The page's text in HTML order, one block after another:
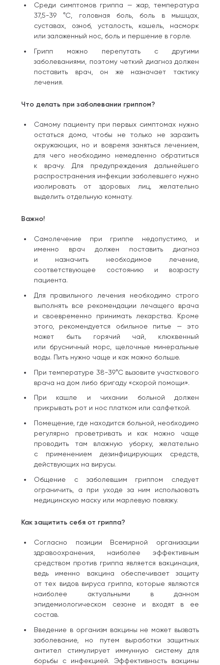
Среди симптомов гриппа — жар, температура
37,5-39 °С, головная боль, боль в мышцах,
суставах, озноб, усталость, кашель, насморк
или заложенный нос, боль и першение в горле.
Грипп можно перепутать с другими
заболеваниями, поэтому четкий диагноз должен
поставить врач, он же назначает тактику
лечения.
Что делать при заболевании гриппом?
Самому пациенту при первых симптомах нужно
остаться дома, чтобы не только не заразить
окружающих, но и вовремя заняться лечением,
для чего необходимо немедленно обратиться
к врачу. Для предупреждения дальнейшего
распространения инфекции заболевшего нужно
изолировать от здоровых лиц, желательно
выделить отдельную комнату.
Важно!
Самолечение при гриппе недопустимо, и
именно врач должен поставить диагноз
и назначить необходимое лечение,
соответствующее состоянию и возрасту
пациента.
Для правильного лечения необходимо строго
выполнять все рекомендации лечащего врача
и своевременно принимать лекарства. Кроме
этого, рекомендуется обильное питье — это
может быть горячий чай, клюквенный
или брусничный морс, щелочные минеральные
воды. Пить нужно чаще и как можно больше.
При температуре 38-39°С вызовите участкового
врача на дом либо бригаду «скорой помощи».
При кашле и чихании больной должен
прикрывать рот и нос платком или салфеткой.
Помещение, где находится больной, необходимо
регулярно проветривать и как можно чаще
проводить там влажную уборку, желательно
с применением дезинфицирующих средств,
действующих на вирусы.
Общение с заболевшим гриппом следует
ограничить, а при уходе за ним использовать
медицинскую маску или марлевую повязку.
Как защитить себя от гриппа?
Согласно позиции Всемирной организации
здравоохранения, наиболее эффективным
средством против гриппа является вакцинация,
ведь именно вакцина обеспечивает защиту
от тех видов вируса гриппа, которые являются
наиболее актуальными в данном
эпидемиологическом сезоне и входят в ее
состав.
Введение в организм вакцины не может вызвать
заболевание, но путем выработки защитных
антител стимулирует иммунную систему для
борьбы с инфекцией. Эффективность вакцины